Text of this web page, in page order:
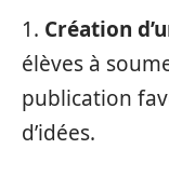
1. Création
élèves à
publication
d’idées.